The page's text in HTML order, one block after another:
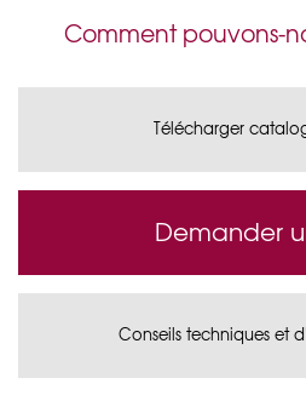
Comment pouvons-
Télécharger
Demander
Conseils techniques et